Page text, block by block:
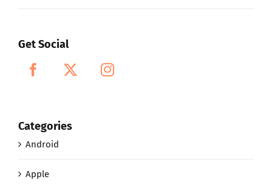
Get Social
Categories
Android
Apple